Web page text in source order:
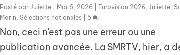
Posté par Juliette| Mar 5, 2026| Eurovision 2026, Juliette,
Marin Sélections nationales| 5
Non, ceci n’est pas une erreur ou une
publication avancée. La SMRTV, hier, a